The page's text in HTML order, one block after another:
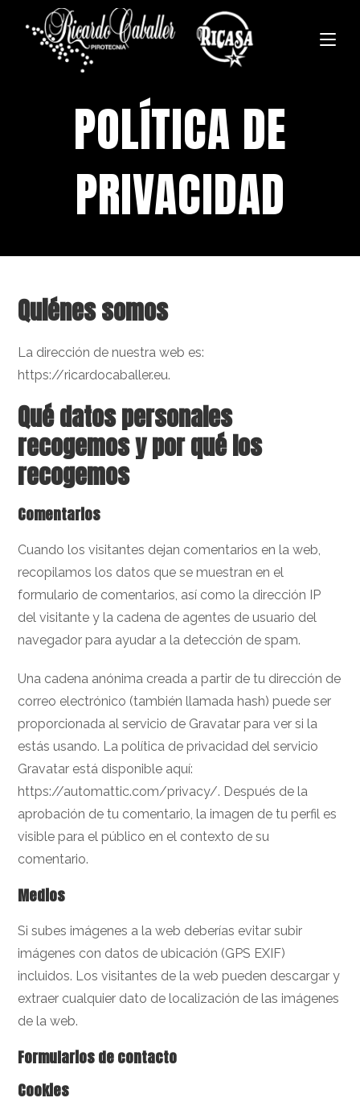
POLÍTICA DE
PRIVACIDAD
Quiénes somos
La dirección de nuestra web es:
https://ricardocaballer.eu.
Qué datos personales
recogemos y por qué los
recogemos
Comentarios
Cuando los visitantes dejan comentarios en la web,
recopilamos los datos que se muestran en el
formulario de comentarios, así como la dirección IP
del visitante y la cadena de agentes de usuario del
navegador para ayudar a la detección de spam.
Una cadena anónima creada a partir de tu dirección de
correo electrónico (también llamada hash) puede ser
proporcionada al servicio de Gravatar para ver si la
estás usando. La política de privacidad del servicio
Gravatar está disponible aquí:
https://automattic.com/privacy/. Después de la
aprobación de tu comentario, la imagen de tu perfil es
visible para el público en el contexto de su
comentario.
Medios
Si subes imágenes a la web deberías evitar subir
imágenes con datos de ubicación (GPS EXIF)
incluidos. Los visitantes de la web pueden descargar y
extraer cualquier dato de localización de las imágenes
de la web.
Formularios de contacto
Cookies